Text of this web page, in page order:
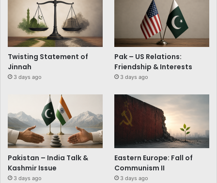
Twisting Statement of
Jinnah
3 days ago
Pak – US Relations:
Friendship & Interests
3 days ago
Pakistan – India Talk &
Kashmir Issue
3 days ago
Eastern Europe: Fall of
Communism II
3 days ago